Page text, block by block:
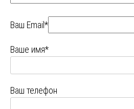
Ваш Email*
Ваше имя*
Ваш телефон